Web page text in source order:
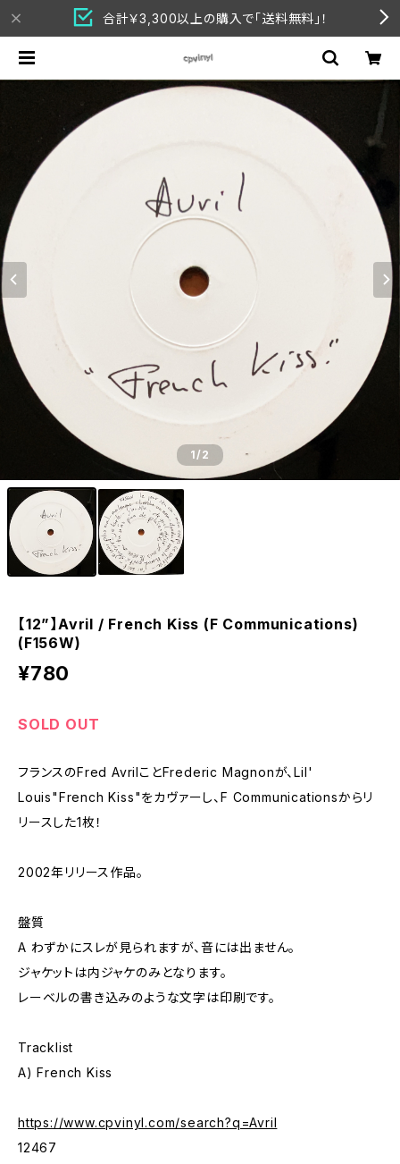
合計￥3,300以上の購入で「送料無料」！
1/2
【12”】Avril / French Kiss (F Communications)
(F156W)
¥780
SOLD OUT
フランスのFred AvrilことFrederic Magnonが、Lil'
Louis"French Kiss"をカヴァーし、F Communicationsからリ
リースした1枚！
2002年リリース作品。
盤質
A わずかにスレが見られますが、音には出ません。
ジャケットは内ジャケのみとなります。
レーベルの書き込みのような文字は印刷です。
Tracklist
A) French Kiss
https://www.cpvinyl.com/search?q=Avril
12467